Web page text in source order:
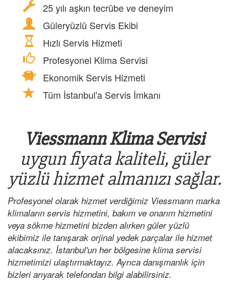
25 yılı aşkın tecrübe ve deneyim
Güleryüzlü Servis Ekibi
Hızlı Servis Hizmeti
Profesyonel Klima Servisi
Ekonomik Servis Hizmeti
Tüm İstanbul'a Servis İmkanı
Viessmann Klima Servisi
uygun fiyata kaliteli, güler
yüzlü hizmet almanızı sağlar.
Profesyonel olarak hizmet verdiğimiz Viessmann marka
klimaların servis hizmetini, bakım ve onarım hizmetini
veya sökme hizmetini bizden alırken güler yüzlü
ekibimiz ile tanışarak orjinal yedek parçalar ile hizmet
alacaksınız. İstanbul'un her bölgesine klima servisi
hizmetimizi ulaştırmaktayız. Ayrıca danışmanlık için
bizleri arıyarak telefondan bilgi alabilirsiniz.